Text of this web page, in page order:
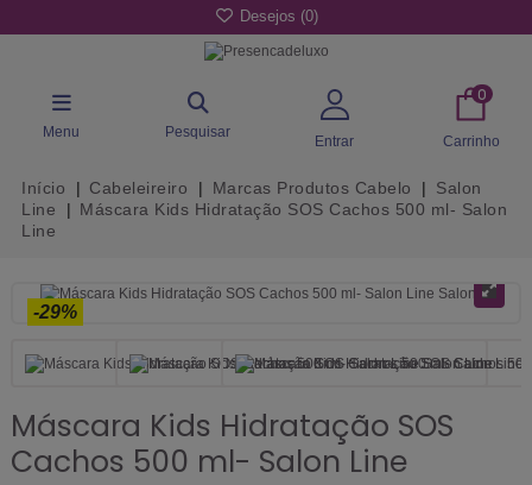
Desejos (0)
Menu Pesquisar
Entrar
0
Carrinho
Início Cabeleireiro Marcas Produtos Cabelo
Salon
Line
Máscara Kids Hidratação SOS Cachos 500 ml- Salon
Line
-29%
Máscara Kids Hidratação SOS
Cachos 500 ml- Salon Line